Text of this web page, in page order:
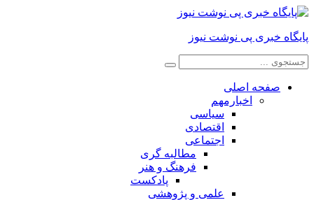
پایگاه خبری پی نوشت نیوز
صفحه اصلی
اخبارمهم
سیاسی
اقتصادی
اجتماعی
مطالبه گری
فرهنگ و هنر
پادکست
علمی و پژوهشی